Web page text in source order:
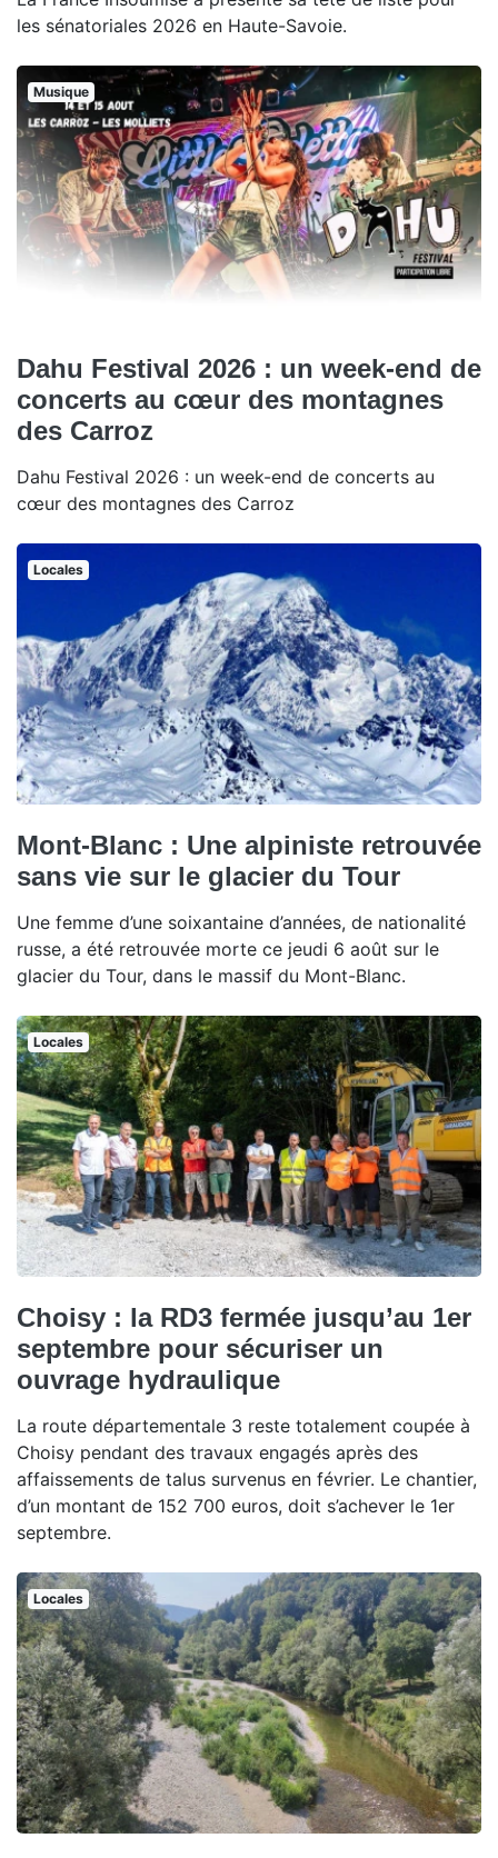
les sénatoriales 2026 en Haute-Savoie.
Musique
Dahu Festival 2026 : un week-end de
concerts au cœur des montagnes
des Carroz
Dahu Festival 2026 : un week-end de concerts au
cœur des montagnes des Carroz
Locales
Mont-Blanc : Une alpiniste retrouvée
sans vie sur le glacier du Tour
Une femme d’une soixantaine d’années, de nationalité
russe, a été retrouvée morte ce jeudi 6 août sur le
glacier du Tour, dans le massif du Mont-Blanc.
Locales
Choisy : la RD3 fermée jusqu’au 1er
septembre pour sécuriser un
ouvrage hydraulique
La route départementale 3 reste totalement coupée à
Choisy pendant des travaux engagés après des
affaissements de talus survenus en février. Le chantier,
d’un montant de 152 700 euros, doit s’achever le 1er
septembre.
Locales